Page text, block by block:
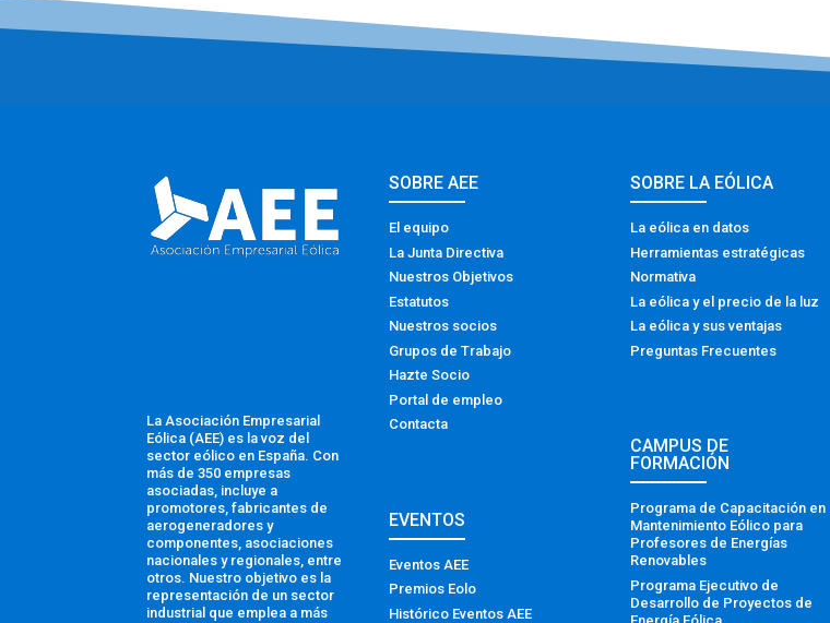
La Asociación Empresarial
Eólica (AEE) es la voz del
sector eólico en España. Con
más de 350 empresas
asociadas, incluye a
promotores, fabricantes de
aerogeneradores y
componentes, asociaciones
nacionales y regionales, entre
otros. Nuestro objetivo es la
representación de un sector
industrial que emplea a más
SOBRE AEE
El equipo
La Junta Directiva
Nuestros Objetivos
Estatutos
Nuestros socios
Grupos de Trabajo
Hazte Socio
Portal de empleo
Contacta
EVENTOS
Eventos AEE
Premios Eolo
Histórico Eventos AEE
SOBRE LA EÓLICA
La eólica en datos
Herramientas estratégicas
Normativa
La eólica y el precio de la luz
La eólica y sus ventajas
Preguntas Frecuentes
CAMPUS DE
FORMACIÓN
Programa de Capacitación en
Mantenimiento Eólico para
Profesores de Energías
Renovables
Programa Ejecutivo de
Desarrollo de Proyectos de